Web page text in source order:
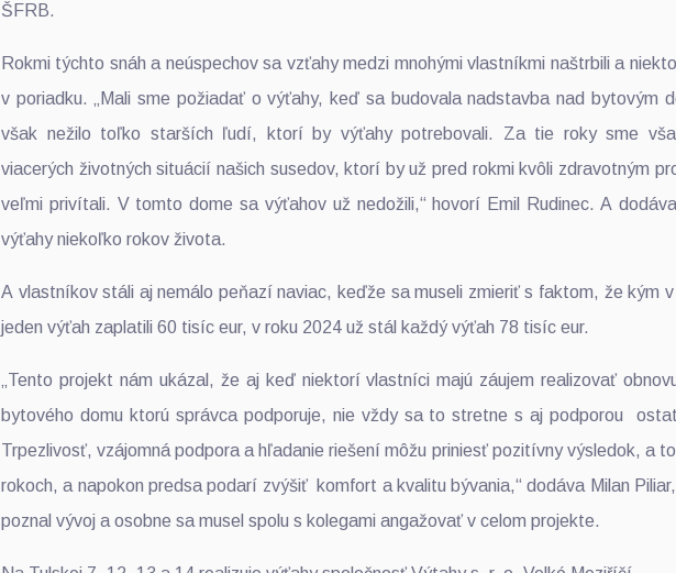
ŠFRB.
Rokmi týchto snáh a neúspechov sa vzťahy medzi mnohými vlastníkmi naštrbili a
v poriadku. „Mali sme požiadať o výťahy, keď sa budovala nadstavba nad bytovým
však nežilo toľko starších ľudí, ktorí by výťahy potrebovali. Za tie roky sme
viacerých životných situácií našich susedov, ktorí by už pred rokmi kvôli zdravotným
veľmi privítali. V tomto dome sa výťahov už nedožili,“ hovorí Emil Rudinec. A
výťahy niekoľko rokov života.
A vlastníkov stáli aj nemálo peňazí naviac, keďže sa museli zmieriť s faktom, že kým
jeden výťah zaplatili 60 tisíc eur, v roku 2024 už stál každý výťah 78 tisíc eur.
„Tento projekt nám ukázal, že aj keď niektorí vlastníci majú záujem realizovať
bytového domu ktorú správca podporuje, nie vždy sa to stretne s aj podporou
Trpezlivosť, vzájomná podpora a hľadanie riešení môžu priniesť pozitívny výsledok, a
rokoch, a napokon predsa podarí zvýšiť komfort a kvalitu bývania,“ dodáva Milan
poznal vývoj a osobne sa musel spolu s kolegami angažovať v celom